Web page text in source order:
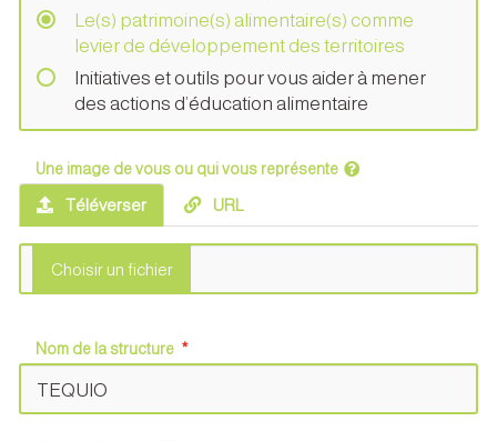
Le(s) patrimoine(s) alimentaire(s) comme
levier de développement des territoires
Initiatives et outils pour vous aider à mener
des actions d’éducation alimentaire
Une image de vous ou qui vous représente
Téléverser URL
Nom de la structure